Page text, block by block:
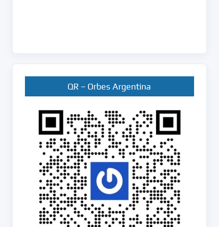
QR – Orbes Argentina